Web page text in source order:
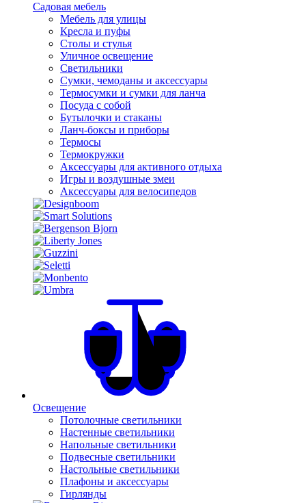
Садовая мебель
Мебель для улицы
Кресла и пуфы
Столы и стулья
Уличное освещение
Светильники
Сумки, чемоданы и аксессуары
Термосумки и сумки для ланча
Посуда с собой
Бутылочки и стаканы
Ланч-боксы и приборы
Термосы
Термокружки
Аксессуары для активного отдыха
Игры и воздушные змеи
Аксессуары для велосипедов
Освещение
Потолочные светильники
Настенные светильники
Напольные светильники
Подвесные светильники
Настольные светильники
Плафоны и аксессуары
Гирлянды